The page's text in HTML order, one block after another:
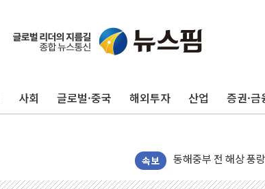
사회 글로벌·중국 해외투자 산업 증권·금
속보
'화합' 꺼낸 김민석
李대통령, ISA 개편
연일 폭염에 온열질
中 전방위 아파트 부